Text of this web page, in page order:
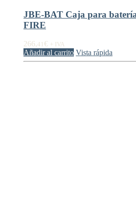
JBE-BAT Caja para
FIRE
266,41 € + IVA
Añadir al carrito Vista rápida